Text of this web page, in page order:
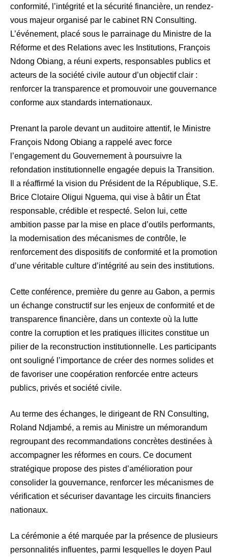
conformité, l’intégrité et la sécurité financière, un rendez-
vous majeur organisé par le cabinet RN Consulting.
L’événement, placé sous le parrainage du Ministre de la
Réforme et des Relations avec les Institutions, François
Ndong Obiang, a réuni experts, responsables publics et
acteurs de la société civile autour d’un objectif clair :
renforcer la transparence et promouvoir une gouvernance
conforme aux standards internationaux.
Prenant la parole devant un auditoire attentif, le Ministre
François Ndong Obiang a rappelé avec force
l’engagement du Gouvernement à poursuivre la
refondation institutionnelle engagée depuis la Transition.
Il a réaffirmé la vision du Président de la République, S.E.
Brice Clotaire Oligui Nguema, qui vise à bâtir un État
responsable, crédible et respecté. Selon lui, cette
ambition passe par la mise en place d’outils performants,
la modernisation des mécanismes de contrôle, le
renforcement des dispositifs de conformité et la promotion
d’une véritable culture d’intégrité au sein des institutions.
Cette conférence, première du genre au Gabon, a permis
un échange constructif sur les enjeux de conformité et de
transparence financière, dans un contexte où la lutte
contre la corruption et les pratiques illicites constitue un
pilier de la reconstruction institutionnelle. Les participants
ont souligné l’importance de créer des normes solides et
de favoriser une coopération renforcée entre acteurs
publics, privés et société civile.
Au terme des échanges, le dirigeant de RN Consulting,
Roland Ndjambé, a remis au Ministre un mémorandum
regroupant des recommandations concrètes destinées à
accompagner les réformes en cours. Ce document
stratégique propose des pistes d’amélioration pour
consolider la gouvernance, renforcer les mécanismes de
vérification et sécuriser davantage les circuits financiers
nationaux.
La cérémonie a été marquée par la présence de plusieurs
personnalités influentes, parmi lesquelles le doyen Paul